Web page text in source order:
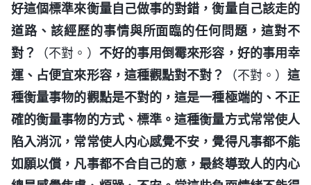
好這個標準來衡量自己做事的對錯，衡量自己該走的
道路、該經歷的事情與所面臨的任何問題，這對不
對？
（不對。） 不好的事用倒霉來形容，好的事用幸
運、占便宜來形容，這種觀點對不對？
（不對。）這
種衡量事物的觀點是不對的，這是一種極端的、不正
確的衡量事物的方式、標準。這種衡量方式常常使人
陷入消沉，常常使人内心感覺不安，覺得凡事都不能
如願以償，凡事都不合自己的意，最終導致人的内心